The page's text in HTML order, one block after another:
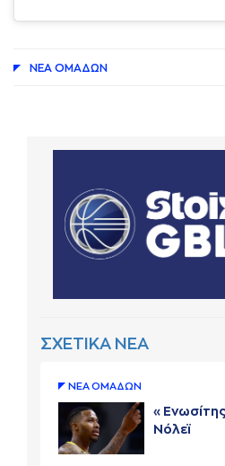
ΝΕA ΟΜAΔΩΝ
ΣΧΕΤΙΚΑ ΝΕΑ
ΝΕA ΟΜAΔΩΝ
Νόλεϊ